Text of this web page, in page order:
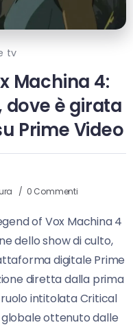
tv
Machina 4:
è girata
Prime Video
0 Commenti
of Vox Machina 4
dello show di culto,
digitale Prime
diretta dalla prima
intitolata Critical
globale ottenuto dalle